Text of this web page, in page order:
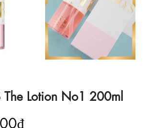
The Lotion No1 200ml